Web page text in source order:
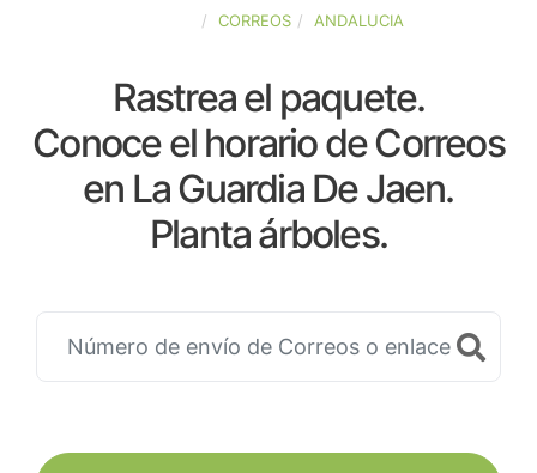
CORREOS ANDALUCIA
Rastrea el paquete.
Conoce el horario de Correos
en La Guardia De Jaen.
Planta árboles.